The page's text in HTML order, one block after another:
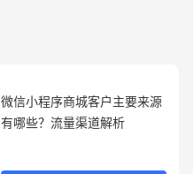
微信小程序商城客户主要来源
有哪些？流量渠道解析